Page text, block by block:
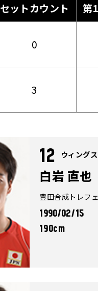
セットカウント 第
0
3
12 ウィング
白岩 直也
豊田合成トレフ
1990/02/15
190cm